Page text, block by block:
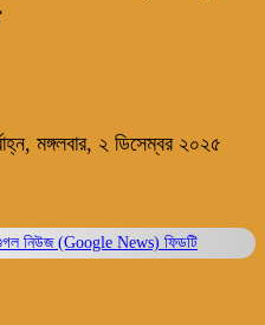
মঙ্গলবার, ২ ডিসেম্বর ২০২৫
নিউজ (Google News) ফিডটি